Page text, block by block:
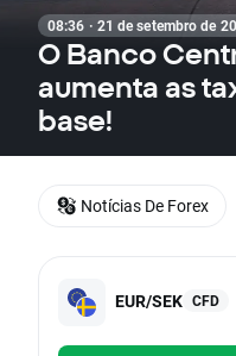
08:36 · 21 de setembro de
O Banco
aumenta as
base!
EUR/SEK CFD
Notícias De Forex